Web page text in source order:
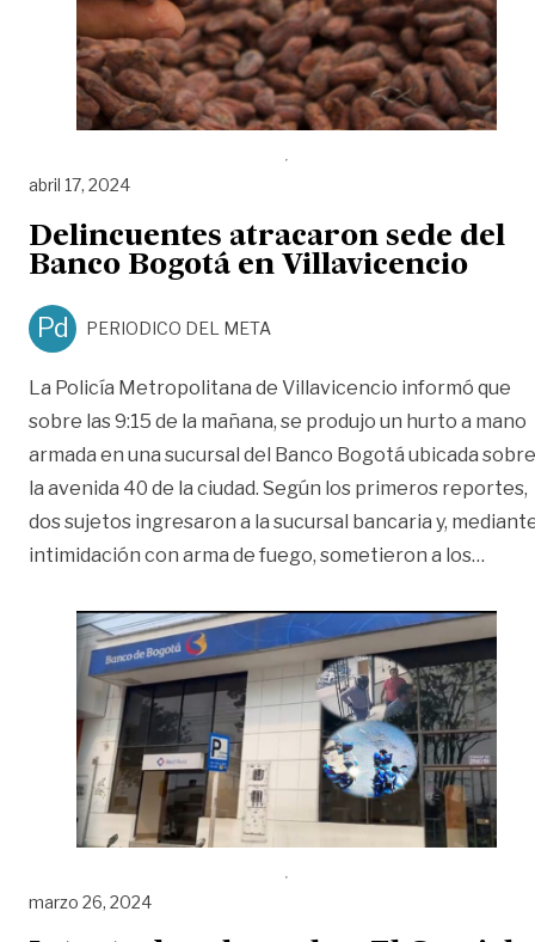
abril 17, 2024
Delincuentes atracaron sede del
Banco Bogotá en Villavicencio
Pd PERIODICO DEL META
La Policía Metropolitana de Villavicencio informó que
sobre las 9:15 de la mañana, se produjo un hurto a mano
armada en una sucursal del Banco Bogotá ubicada sobre
la avenida 40 de la ciudad. Según los primeros reportes,
dos sujetos ingresaron a la sucursal bancaria y,
intimidación con arma de fuego, sometieron a los…
marzo 26, 2024